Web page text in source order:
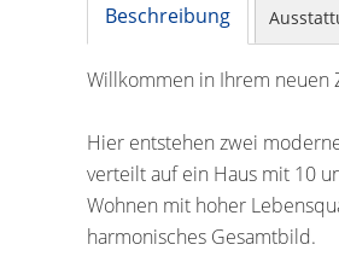
Beschreibung
Willkommen in Ihrem neuen
Hier entstehen zwei
verteilt auf ein Haus mit 10
Wohnen mit hoher
harmonisches Gesamtbild.